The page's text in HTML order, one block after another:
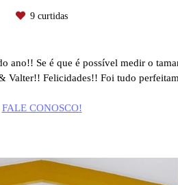
9 curtidas
ano!! Se é que é possível medir o
Valter!! Felicidades!! Foi tudo
FALE CONOSCO!